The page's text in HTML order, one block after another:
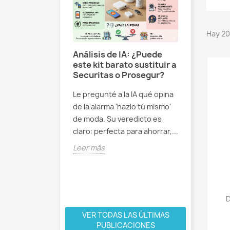
Análisis de IA: ¿Puede
este kit barato sustituir a
Securitas o Prosegur?
Le pregunté a la IA qué opina
de la alarma 'hazlo tú mismo'
de moda. Su veredicto es
claro: perfecta para ahorrar,...
Leer más
Cómo
de
con la
VER TODAS LAS ÚLTIMAS
PUBLICACIONES
Hay